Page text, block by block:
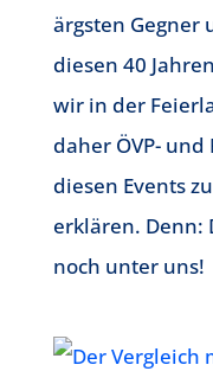
ärgsten Gegner
diesen 40
wir in der
daher ÖVP-
diesen Events
erklären. Denn:
noch unter uns!